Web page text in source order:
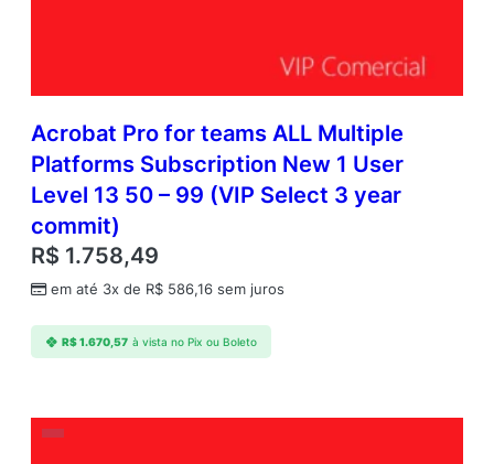
e
Acrobat Pro for teams ALL Multiple
Platforms Subscription New 1 User
Level 13 50 – 99 (VIP Select 3 year
commit)
R$ 1.758,49
em até 3x de R$ 586,16 sem juros
R$1.670,57 à vista no Pix ou Boleto